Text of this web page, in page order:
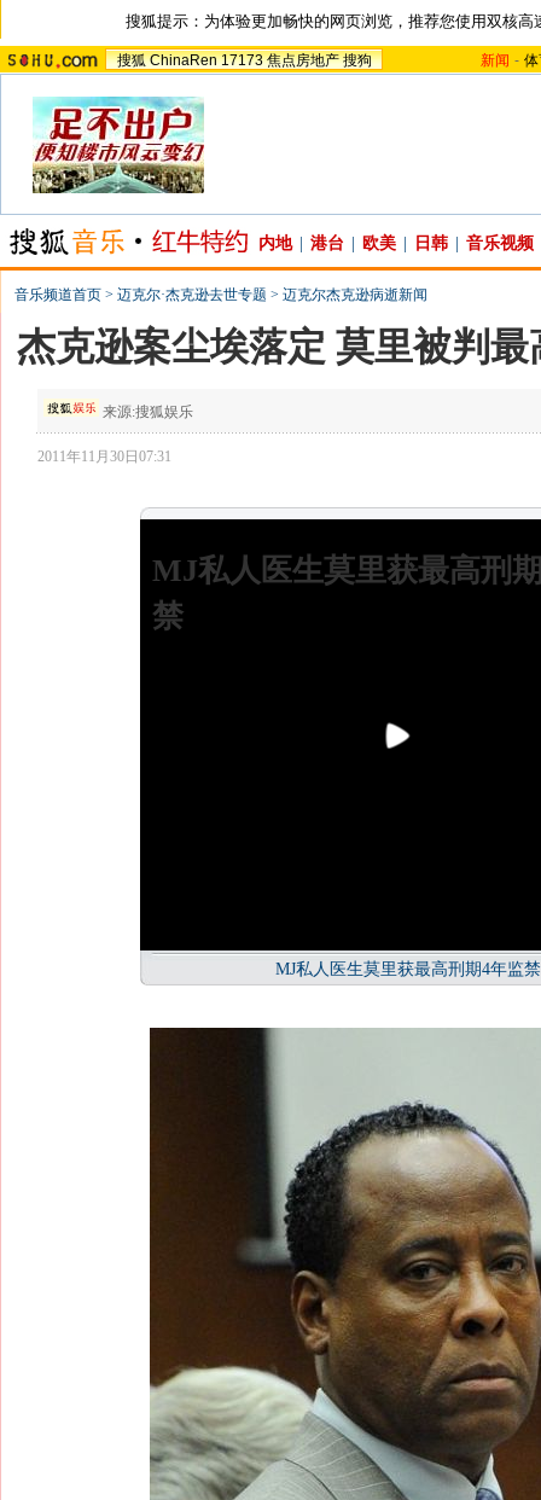
搜狐提示：为体验更加畅快的网页浏览，推荐您使用双核高
搜狐 ChinaRen 17173 焦点房地产 搜狗 新闻 -
内地 港台 欧美 日韩 音乐视频
音乐频道首页 > 迈克尔·杰克逊去世专题 > 迈克尔杰克逊病逝新闻
杰克逊案尘埃落定 莫里被判
来源:搜狐娱乐
2011年11月30日07:31
MJ私人医生莫里获最高刑
禁
MJ私人医生莫里获最高刑期4年监禁